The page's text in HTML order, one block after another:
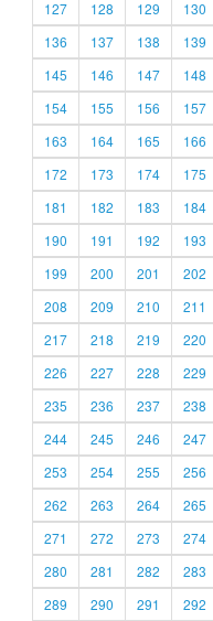
127
128 129 130
136
137 138 139
145
146 147 148
154
155 156 157
163
164 165 166
172
173 174 175
181
182 183 184
190
191 192 193
199
200 201 202
208
209 210 211
217
218 219 220
226
227 228 229
235
236 237 238
244
245 246 247
253
254 255 256
262
263 264 265
271
272 273 274
280
281 282 283
289
290 291 292